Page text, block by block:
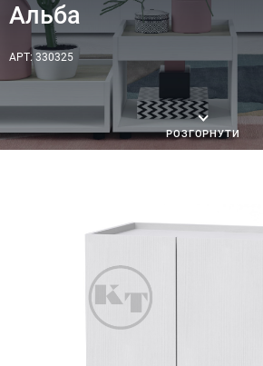
Альба
АРТ: 330325
РОЗГОРНУТИ